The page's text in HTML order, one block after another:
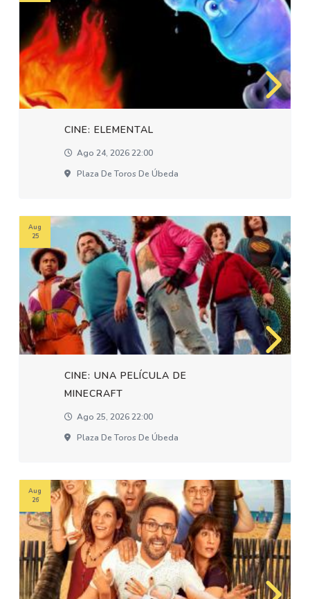
CINE: ELEMENTAL
Ago 24, 2026 22:00
Plaza De Toros De Úbeda
CINE: UNA PELÍCULA DE
MINECRAFT
Ago 25, 2026 22:00
Plaza De Toros De Úbeda
Aug
25
Aug
26